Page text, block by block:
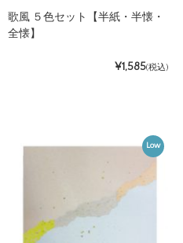
歌風 ５色セット【半紙・半懐・
全懐】
¥1,585(税込)
Low